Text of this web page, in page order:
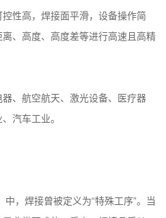
性高，焊接面平滑，设备操作简
、高度、高度差等进行高速且高精
、航空航天、激光设备、医疗器
汽车工业。
，焊接曾被定义为“特殊工序”。当